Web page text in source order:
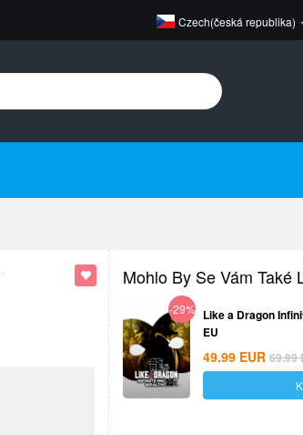
Czech(česká republika)
Mohlo By Se Vám Také
-29% Like a Dragon
EU
49.99 EUR 69.99